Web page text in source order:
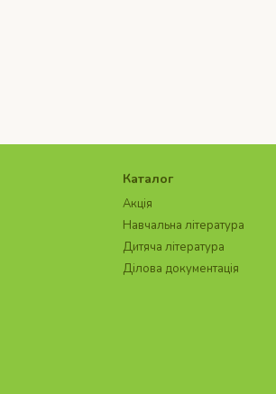
Каталог
Акція
Навчальна література
Дитяча література
Ділова документація